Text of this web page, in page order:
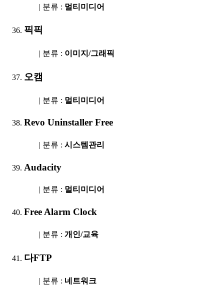
| 분류 : 멀티미디어
픽픽
| 분류 : 이미지/그래픽
오캠
| 분류 : 멀티미디어
Revo Uninstaller Free
| 분류 : 시스템관리
Audacity
| 분류 : 멀티미디어
Free Alarm Clock
| 분류 : 개인/교육
다FTP
| 분류 : 네트워크